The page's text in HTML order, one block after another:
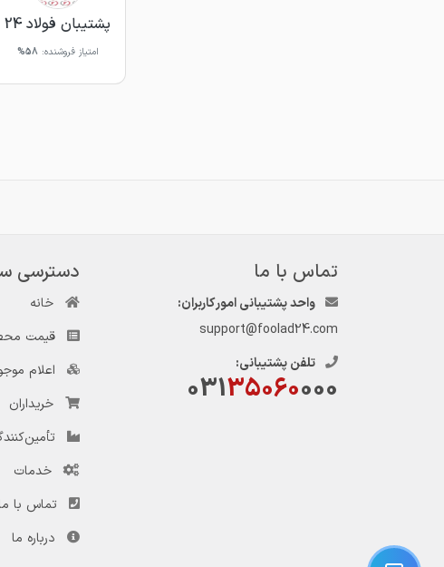
پشتیبان فولاد 24
امتیاز فروشنده: 58%
تماس با ما
واحد پشتیبانی امور کاربران:
support@foolad24.com
تلفن پشتیبانی:
03135060000
دسترسی
خانه
قیمت
اعلام
خریداران
خدمات
تماس با
درباره ما